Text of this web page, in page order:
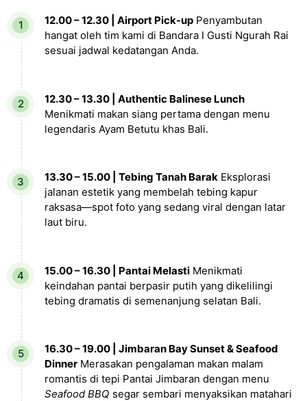
12.00 – 12.30 | Airport Pick-up Penyambutan
hangat oleh tim kami di Bandara I Gusti Ngurah Rai
sesuai jadwal kedatangan Anda.
12.30 – 13.30 | Authentic Balinese Lunch
Menikmati makan siang pertama dengan menu
legendaris Ayam Betutu khas Bali.
13.30 – 15.00 | Tebing Tanah Barak Eksplorasi
jalanan estetik yang membelah tebing kapur
raksasa—spot foto yang sedang viral dengan latar
laut biru.
15.00 – 16.30 | Pantai Melasti Menikmati
keindahan pantai berpasir putih yang dikelilingi
tebing dramatis di semenanjung selatan Bali.
16.30 – 19.00 | Jimbaran Bay Sunset & Seafood
Dinner Merasakan pengalaman makan malam
romantis di tepi Pantai Jimbaran dengan menu
Seafood BBQ segar sembari menyaksikan matahari